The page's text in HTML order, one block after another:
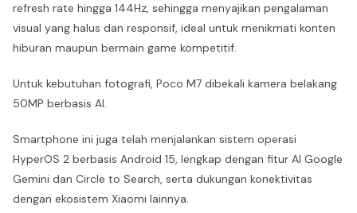
refresh rate hingga 144Hz, sehingga menyajikan pengalaman
visual yang halus dan responsif, ideal untuk menikmati konten
hiburan maupun bermain game kompetitif.
Untuk kebutuhan fotografi, Poco M7 dibekali kamera belakang
50MP berbasis AI.
Smartphone ini juga telah menjalankan sistem operasi
HyperOS 2 berbasis Android 15, lengkap dengan fitur AI Google
Gemini dan Circle to Search, serta dukungan konektivitas
dengan ekosistem Xiaomi lainnya.